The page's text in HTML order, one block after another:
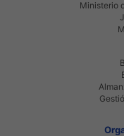
Ministerio